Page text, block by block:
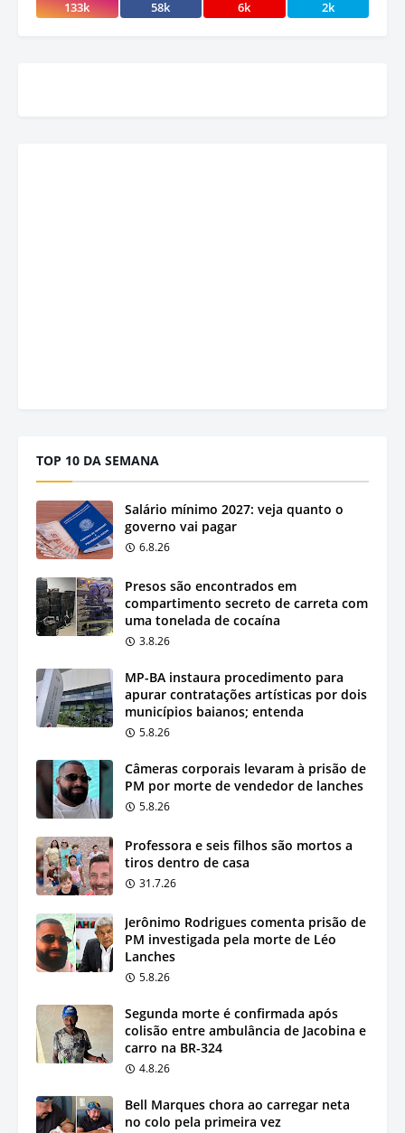
133k 58k 6k 2k
TOP 10 DA SEMANA
Salário mínimo 2027: veja quanto o
governo vai pagar
6.8.26
Presos são encontrados em
compartimento secreto de carreta com
uma tonelada de cocaína
3.8.26
MP-BA instaura procedimento para
apurar contratações artísticas por dois
municípios baianos; entenda
5.8.26
Câmeras corporais levaram à prisão de
PM por morte de vendedor de lanches
5.8.26
Professora e seis filhos são mortos a
tiros dentro de casa
31.7.26
Jerônimo Rodrigues comenta prisão de
PM investigada pela morte de Léo
Lanches
5.8.26
Segunda morte é confirmada após
colisão entre ambulância de Jacobina e
carro na BR-324
4.8.26
Bell Marques chora ao carregar neta
no colo pela primeira vez